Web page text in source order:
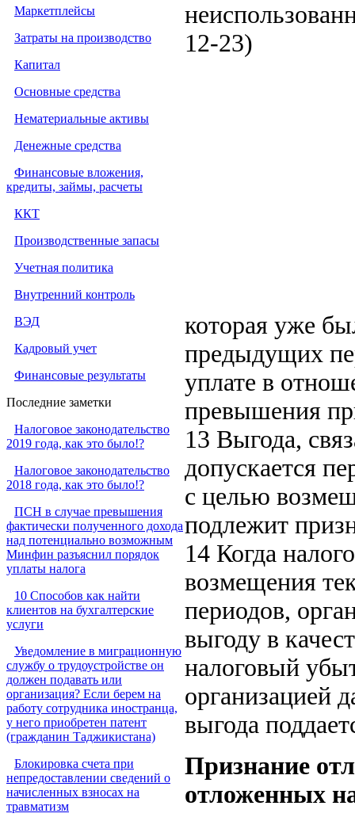
Маркетплейсы
Затраты на производство
Капитал
Основные средства
Нематериальные активы
Денежные средства
Финансовые вложения,
кредиты, займы, расчеты
ККТ
Производственные запасы
Учетная политика
Внутренний контроль
ВЭД
Кадровый учет
Финансовые результаты
Последние заметки
Налоговое законодательство
2019 года, как это было!?
Налоговое законодательство
2018 года, как это было!?
ПСН в случае превышения
фактически полученного дохода
над потенциально возможным
Минфин разъяснил порядок
уплаты налога
10 Способов как найти
клиентов на бухгалтерские
услуги
Уведомление в миграционную
службу о трудоустройстве он
должен подавать или
организация? Если берем на
работу сотрудника иностранца,
у него приобретен патент
(гражданин Таджикистана)
Блокировка счета при
непредоставлении сведений о
начисленных взносах на
травматизм
12-23)
которая уже
предыдущих
уплате в
превышения
13 Выгода,
допускается
с целью
подлежит
14 Когда
возмещения
периодов,
выгоду в
налоговый
организацией
выгода
Признание
отложенных